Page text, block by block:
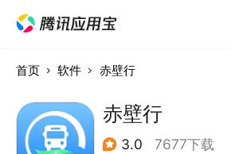
首页 软件 赤壁行
赤壁行
3.0 7677下载